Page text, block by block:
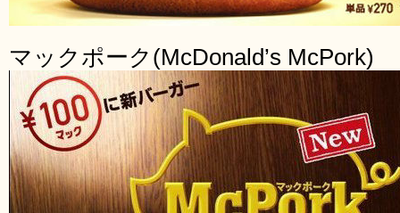
マックポーク(McDonald’s McPork)